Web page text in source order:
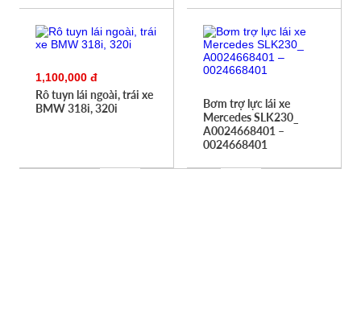
1,100,000 đ
Rô tuyn lái ngoài, trái xe
BMW 318i, 320i
Bơm trợ lực lái xe
Mercedes SLK230_
A0024668401 –
0024668401